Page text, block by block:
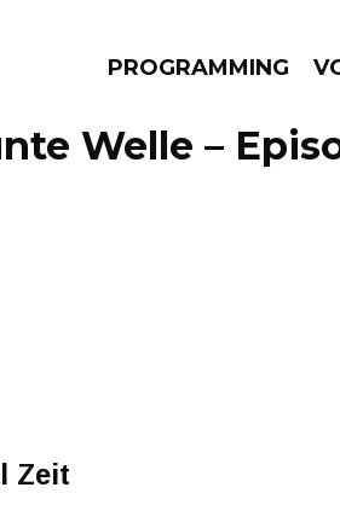
PROGRAMMING
Welle –
Zeit